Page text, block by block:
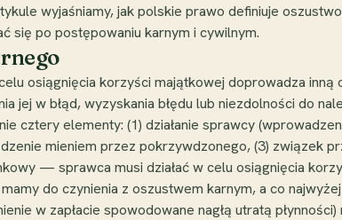
wyjaśniamy, jak polskie prawo definiuje
się po postępowaniu karnym i cywilnym.
osiągnięcia korzyści majątkowej doprowadza inną
jej w błąd, wyzyskania błędu lub niezdolności do
cztery elementy: (1) działanie sprawcy
mieniem przez pokrzywdzonego, (3) związek
— sprawca musi działać w celu osiągnięcia
do czynienia z oszustwem karnym, a co
w zapłacie spowodowane nagłą utratą płynności)